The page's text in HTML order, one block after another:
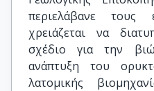
περιελάβανε
χρειάζεται να
σχέδιο για την
ανάπτυξη του
λατομικής